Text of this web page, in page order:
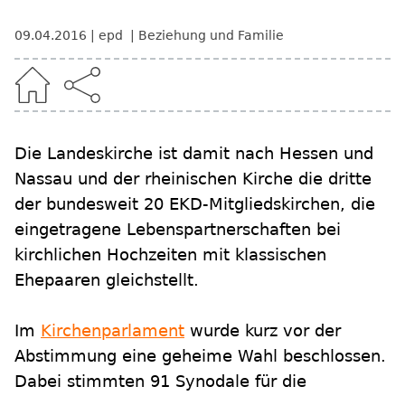
09.04.2016 epd Beziehung und Familie
Die Landeskirche ist damit nach Hessen und
Nassau und der rheinischen Kirche die dritte
der bundesweit 20 EKD-Mitgliedskirchen, die
eingetragene Lebenspartnerschaften bei
kirchlichen Hochzeiten mit klassischen
Ehepaaren gleichstellt.
Im Kirchenparlament wurde kurz vor der
Abstimmung eine geheime Wahl beschlossen.
Dabei stimmten 91 Synodale für die